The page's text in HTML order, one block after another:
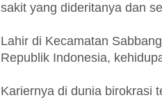
sakit yang dideritanya dan
Lahir di Kecamatan
Republik Indonesia,
Kariernya di dunia birokrasi